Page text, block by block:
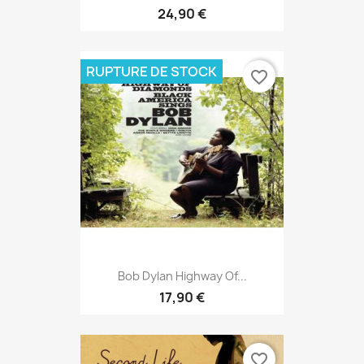
24,90 €
Bob Dylan Highway Of...
17,90 €
RUPTURE DE STOCK favorite_border
favorite_border